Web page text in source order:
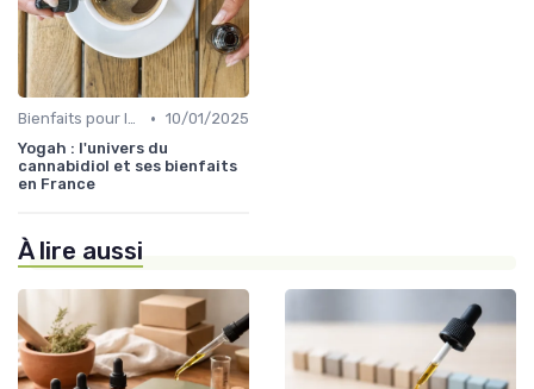
Bienfaits pour la santé • 10/01/2025
Yogah : l'univers du
cannabidiol et ses bienfaits
en France
À lire aussi